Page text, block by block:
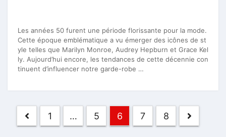
Les années 50 furent une période florissante pour la mode.
Cette époque emblématique a vu émerger des icônes de st
yle telles que Marilyn Monroe, Audrey Hepburn et Grace Kel
ly. Aujourd’hui encore, les tendances de cette décennie con
tinuent d’influencer notre garde-robe …
Pagination
des
1 … 5 6 7 8